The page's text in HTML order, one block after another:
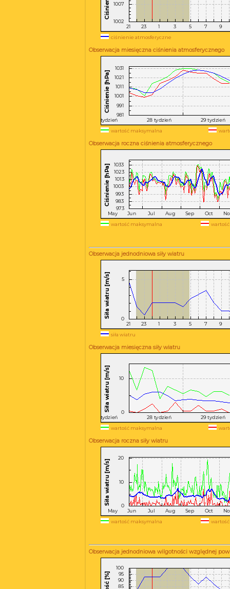
ciśnienie atmosferyczne
Obserwacja miesięczna ciśnienia atmosferycznego
wartość maksymalna
Obserwacja roczna ciśnienia atmosferycznego
wartość maksymalna
Obserwacja jednodniowa siły wiatru
siła wiatru
Obserwacja miesięczna siły wiatru
wartość maksymalna
Obserwacja roczna siły wiatru
wartość maksymalna
Obserwacja jednodniowa wilgotności względnej